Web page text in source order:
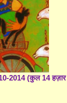
2014 (कुल 14 हज़ार